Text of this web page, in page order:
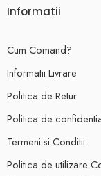
Informatii
Cum Comand?
Informatii Livrare
Politica de Retur
Politica de
Termeni si Conditii
Politica de utilizare